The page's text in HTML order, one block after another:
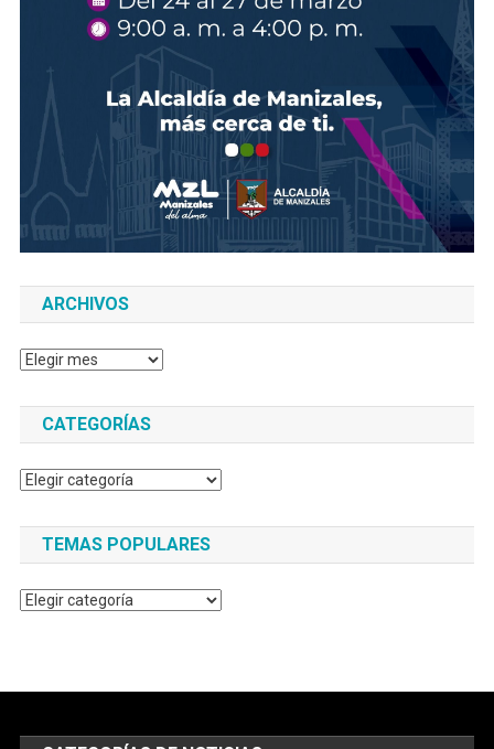
ARCHIVOS
Archivos
CATEGORÍAS
Categorías
TEMAS POPULARES
Temas